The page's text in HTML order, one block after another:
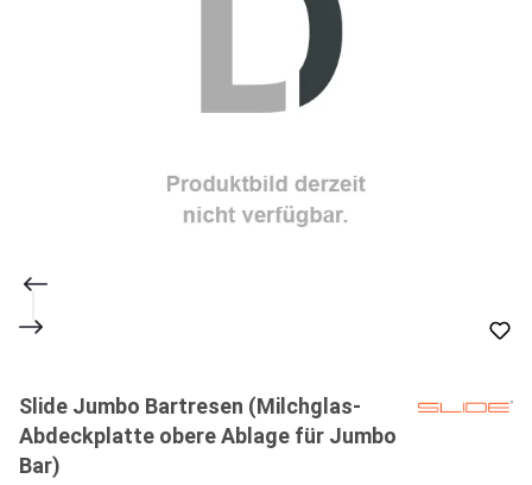
Slide Jumbo Bartresen (Milchglas-
Abdeckplatte obere Ablage für Jumbo
Bar)